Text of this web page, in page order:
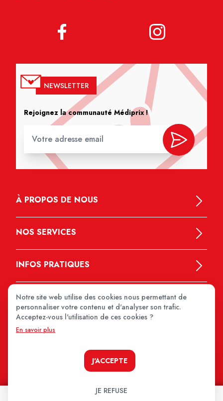
NEWSLETTER
Rejoignez la communauté Médiprix !
À PROPOS DE NOUS
NOS SERVICES
INFOS PRATIQUES
Notre site web utilise des cookies nous permettant de
personnaliser votre contenu et d'analyser son trafic.
Acceptez-vous l'utilisation de ces cookies ?
En savoir plus
J'ACCEPTE
JE REFUSE